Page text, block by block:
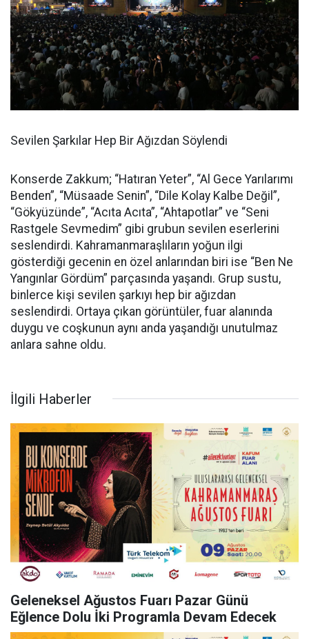
Sevilen Şarkılar Hep Bir Ağızdan Söylendi
Konserde Zakkum; “Hatıran Yeter”, “Al Gece Yarılarımı
Benden”, “Müsaade Senin”, “Dile Kolay Kalbe Değil”,
“Gökyüzünde”, “Acıta Acıta”, “Ahtapotlar” ve “Seni
Rastgele Sevmedim” gibi grubun sevilen eserlerini
seslendirdi. Kahramanmaraşlıların yoğun ilgi
gösterdiği gecenin en özel anlarından biri ise “Ben Ne
Yangınlar Gördüm” parçasında yaşandı. Grup sustu,
binlerce kişi sevilen şarkıyı hep bir ağızdan
seslendirdi. Ortaya çıkan görüntüler, fuar alanında
duygu ve coşkunun aynı anda yaşandığı unutulmaz
anlara sahne oldu.
İlgili Haberler
Geleneksel Ağustos Fuarı Pazar Günü
Eğlence Dolu İki Programla Devam Edecek